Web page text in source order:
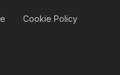
Cookie Policy